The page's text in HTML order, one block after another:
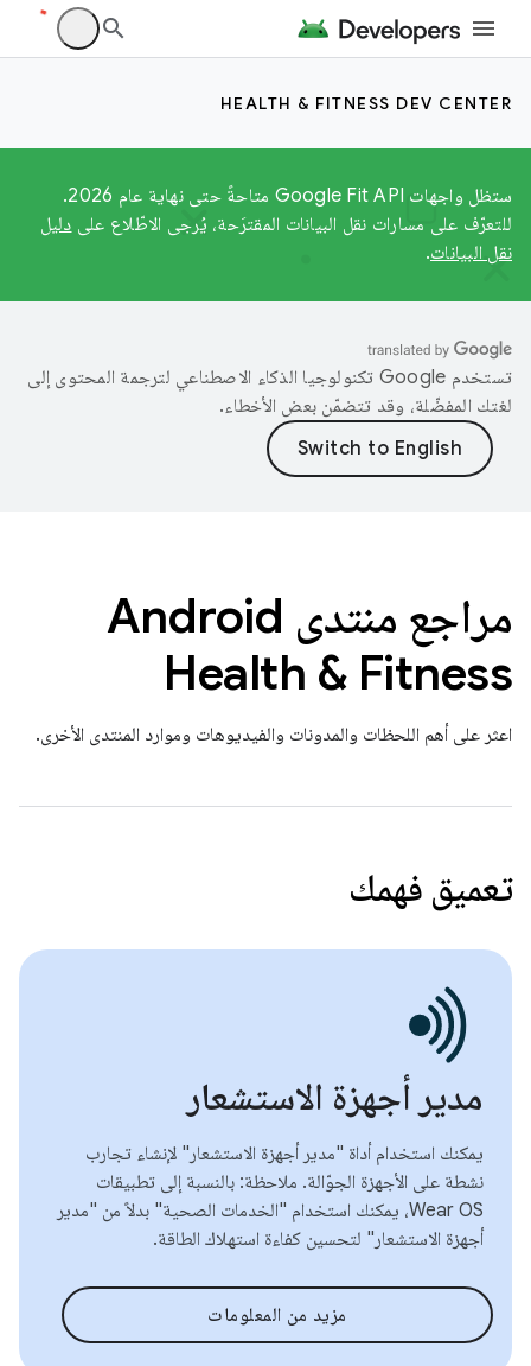
HEALTH & FITNESS DEV CENTER
ستظل واجهات Google Fit API متاحةً حتى نهاية عام 2026.
للتعرّف على مسارات نقل البيانات المقترَحة، يُرجى الاطّلاع على دليل
نقل البيانات.
تستخدم Google تكنولوجيا الذكاء الاصطناعي لترجمة المحتوى إلى
لغتك المفضّلة، وقد تتضمّن بعض الأخطاء.
مراجع منتدى Android
Health & Fitness
اعثر على أهم اللحظات والمدونات والفيديوهات وموارد المنتدى الأخرى.
تعميق فهمك
مدير أجهزة الاستشعار
يمكنك استخدام أداة "مدير أجهزة الاستشعار" لإنشاء تجارب
نشطة على الأجهزة الجوّالة. ملاحظة: بالنسبة إلى تطبيقات
Wear OS، يمكنك استخدام "الخدمات الصحية" بدلاً من "مدير
أجهزة الاستشعار" لتحسين كفاءة استهلاك الطاقة.
مزيد من المعلومات